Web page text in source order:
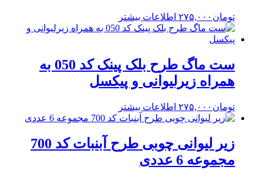
تومان ۲۷۵,۰۰۰ اطلاعات بیشتر
ست ماگ طرح بلک پینک کد 050 به
همراه زیرلیوانی و پیکسل
تومان ۲۷۵,۰۰۰ اطلاعات بیشتر
زیر لیوانی چوبی طرح آبنبات کد 700
مجموعه 6 عددی